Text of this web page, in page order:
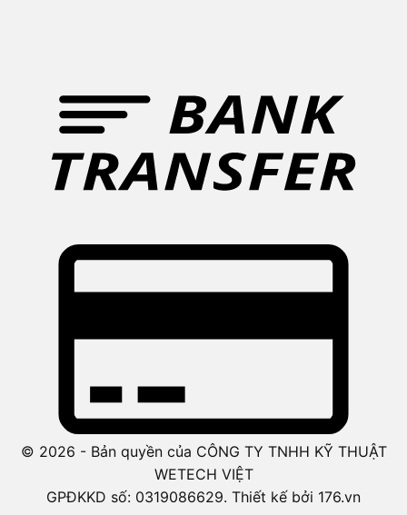
© 2026 - Bản quyền của CÔNG TY TNHH KỸ THUẬT
WETECH VIỆT
GPĐKKD số: 0319086629. Thiết kế bởi 176.vn